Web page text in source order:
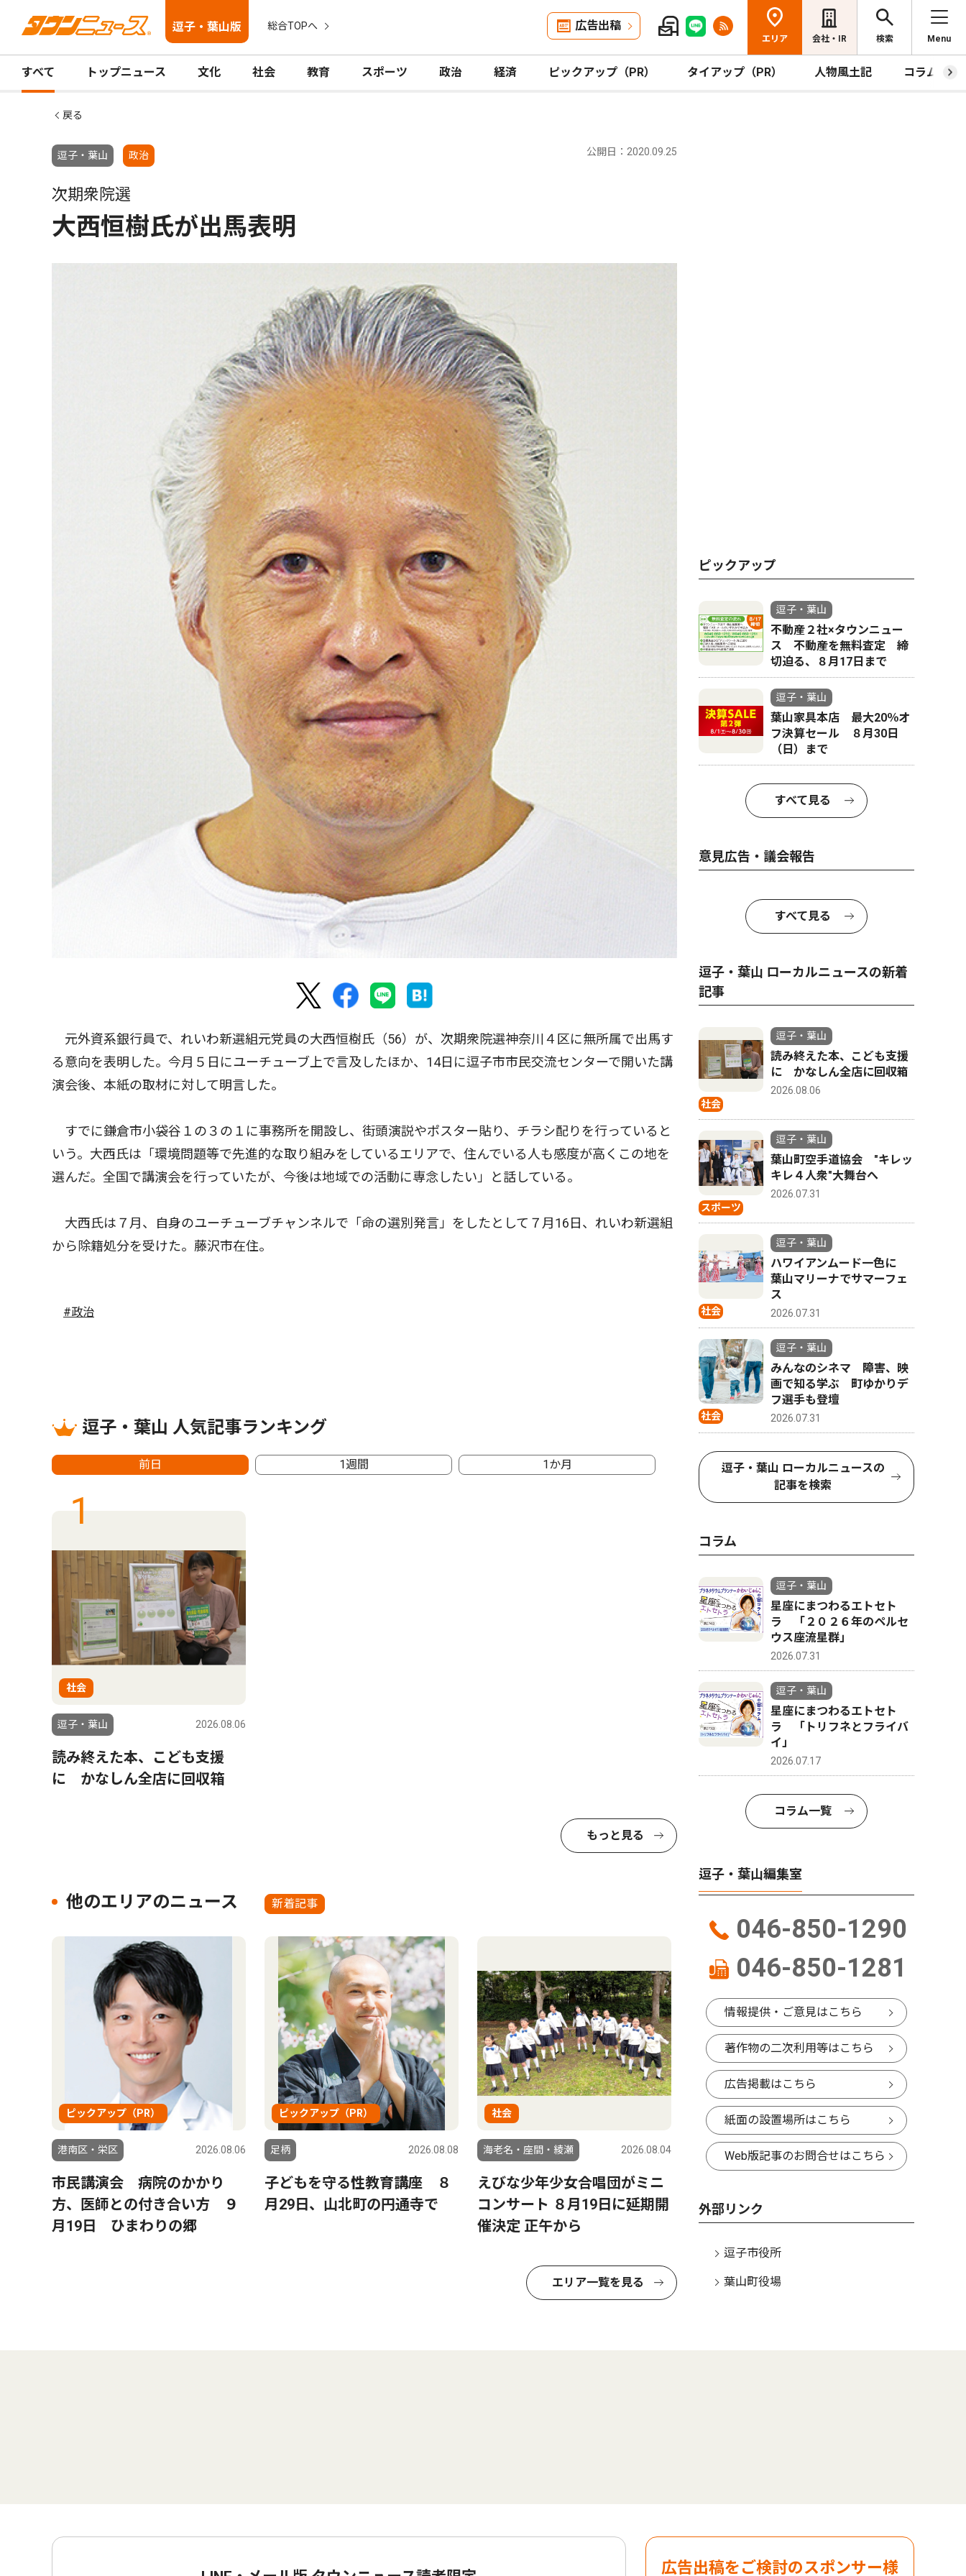
逗子・葉山版 総合TOPへ 広告出稿
エリア 会社・IR 検索 Menu
すべて トップニュース 文化 社会 教育 スポーツ 政治 経済 ピックアップ（PR） タイアップ（PR） 人物風土記 コラム
戻る
逗子・葉山 政治 公開日：2020.09.25
次期衆院選
大西恒樹氏が出馬表明
元外資系銀行員で、れいわ新選組元党員の大西恒樹氏（56）が、次期衆院選神奈川４区に無所属で出馬す
る意向を表明した。今月５日にユーチューブ上で言及したほか、14日に逗子市市民交流センターで開いた講
演会後、本紙の取材に対して明言した。
すでに鎌倉市小袋谷１の３の１に事務所を開設し、街頭演説やポスター貼り、チラシ配りを行っていると
いう。大西氏は「環境問題等で先進的な取り組みをしているエリアで、住んでいる人も感度が高くこの地を
選んだ。全国で講演会を行っていたが、今後は地域での活動に専念したい」と話している。
大西氏は７月、自身のユーチューブチャンネルで「命の選別発言」をしたとして７月16日、れいわ新選組
から除籍処分を受けた。藤沢市在住。
#政治
逗子・葉山 人気記事ランキング
前日 1週間 1か月
1
社会
逗子・葉山 2026.08.06
読み終えた本、こども支援
に かなしん全店に回収箱
もっと見る
他のエリアのニュース 新着記事
ピックアップ（PR）
港南区・栄区 2026.08.06
市民講演会 病院のかかり
方、医師との付き合い方 ９
月19日 ひまわりの郷
ピックアップ（PR）
足柄 2026.08.08
子どもを守る性教育講座 ８
月29日、山北町の円通寺で
社会
海老名・座間・綾瀬 2026.08.04
えびな少年少女合唱団がミニ
コンサート ８月19日に延期開
催決定 正午から
エリア一覧を見る
ピックアップ
逗子・葉山
不動産２社×タウンニュー
ス 不動産を無料査定 締
切迫る、８月17日まで
逗子・葉山
葉山家具本店 最大20％オ
フ決算セール ８月30日
（日）まで
すべて見る
意見広告・議会報告
すべて見る
逗子・葉山 ローカルニュースの新着
記事
社会
逗子・葉山
読み終えた本、こども支援
に かなしん全店に回収箱
2026.08.06
スポーツ
逗子・葉山
葉山町空手道協会 "キレッ
キレ４人衆"大舞台へ
2026.07.31
社会
逗子・葉山
ハワイアンムード一色に
葉山マリーナでサマーフェ
ス
2026.07.31
社会
逗子・葉山
みんなのシネマ 障害、映
画で知る学ぶ 町ゆかりデ
フ選手も登壇
2026.07.31
逗子・葉山 ローカルニュースの
記事を検索
コラム
逗子・葉山
星座にまつわるエトセト
ラ 「２０２６年のペルセ
ウス座流星群」
2026.07.31
逗子・葉山
星座にまつわるエトセト
ラ 「トリフネとフライバ
イ」
2026.07.17
コラム一覧
逗子・葉山編集室
046-850-1290
046-850-1281
情報提供・ご意見はこちら
著作物の二次利用等はこちら
広告掲載はこちら
紙面の設置場所はこちら
Web版記事のお問合せはこちら
外部リンク
逗子市役所
葉山町役場
広告出稿をご検討のスポンサー様